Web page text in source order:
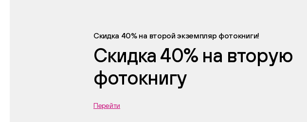
Скидка 40% на второй экземпляр фотокниги!
Скидка 40% на вторую
фотокнигу
Перейти